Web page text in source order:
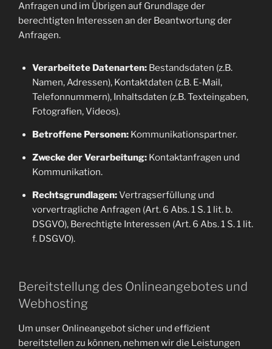
Anfragen und im Übrigen auf Grundlage der
berechtigten Interessen an der Beantwortung der
Anfragen.
Verarbeitete Datenarten:Bestandsdaten (z.B.
Namen, Adressen), Kontaktdaten (z.B. E-Mail,
Telefonnummern), Inhaltsdaten (z.B. Texteingaben,
Fotografien, Videos).
Betroffene Personen:Kommunikationspartner.
Zwecke der Verarbeitung:Kontaktanfragen und
Kommunikation.
Rechtsgrundlagen:Vertragserfüllung und
vorvertragliche Anfragen (Art. 6 Abs. 1 S. 1 lit. b.
DSGVO), Berechtigte Interessen (Art. 6 Abs. 1 S. 1 lit.
f. DSGVO).
Bereitstellung des Onlineangebotes und
Webhosting
Um unser Onlineangebot sicher und effizient
bereitstellen zu können, nehmen wir die Leistungen